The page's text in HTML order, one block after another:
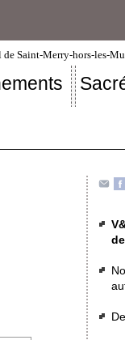
de Saint-Merry-hors-les-